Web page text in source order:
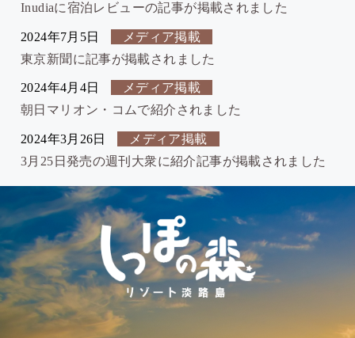
Inudiaに宿泊レビューの記事が掲載されました
2024年7月5日
メディア掲載
東京新聞に記事が掲載されました
2024年4月4日
メディア掲載
朝日マリオン・コムで紹介されました
2024年3月26日
メディア掲載
3月25日発売の週刊大衆に紹介記事が掲載されました